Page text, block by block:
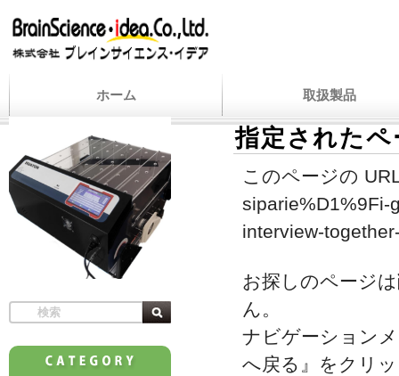
ホーム 取扱製品
指定された
このページの
siparie%D1%9Fi-
interview-
お探しのページ
ん。
ナビゲーション
へ戻る』をクリ